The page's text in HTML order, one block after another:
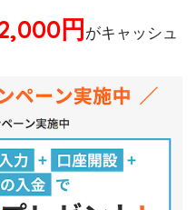
円がキャッシュ